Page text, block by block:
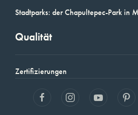
Stadtparks: der Chapultepec-Park in
Qualität
Zertifizierungen